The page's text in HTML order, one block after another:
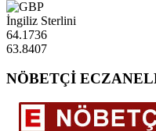
İngiliz Sterlini
64.1736
63.8407
NÖBETÇİ